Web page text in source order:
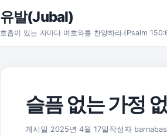
본문으로 건너뛰기
유발(Jubal)
호흡이 있는 자마다 여호와를 찬양하라.(Psalm
슬픔 없는 가정
게시일 2025년 4월 17일 2025년 11월 17일
작성자 barnabas